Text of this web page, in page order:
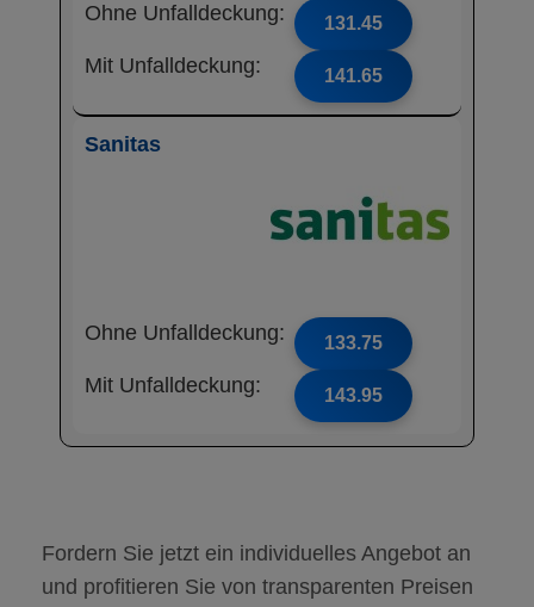
Ohne Unfalldeckung: 131.45
Mit Unfalldeckung: 141.65
Sanitas
Ohne Unfalldeckung: 133.75
Mit Unfalldeckung: 143.95
Fordern Sie jetzt ein individuelles Angebot an
und profitieren Sie von transparenten Preisen